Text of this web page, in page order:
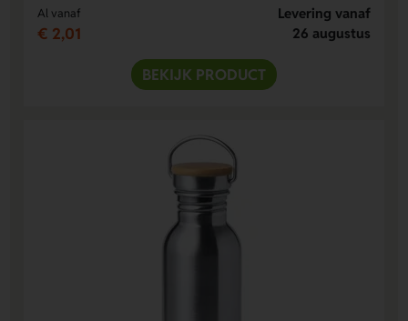
Al vanaf
€ 2,01
Levering vanaf
26 augustus
BEKIJK PRODUCT